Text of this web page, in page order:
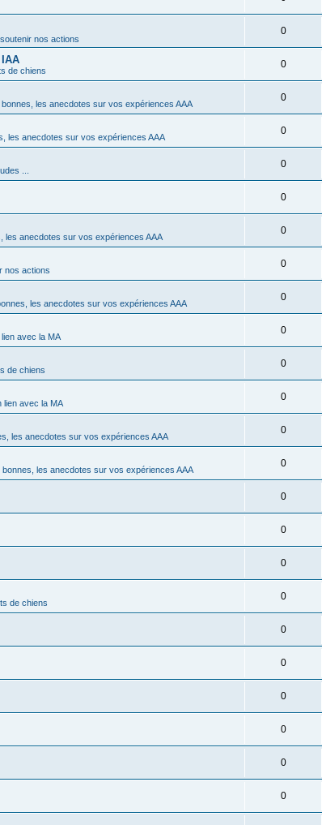
nos actions
0
de chiens
0
les anecdotes sur vos expériences AAA
0
les anecdotes sur vos expériences AAA
0
...
0
0
les anecdotes sur vos expériences AAA
0
nos actions
0
les anecdotes sur vos expériences AAA
0
avec la MA
0
de chiens
0
lien avec la MA
0
les anecdotes sur vos expériences AAA
0
bonnes, les anecdotes sur vos expériences AAA
0
0
0
0
de chiens
0
0
0
0
0
0
0